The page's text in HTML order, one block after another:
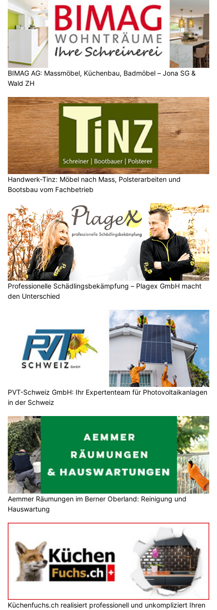
BIMAG AG: Massmöbel, Küchenbau, Badmöbel – Jona SG &
Wald ZH
Handwerk-Tinz: Möbel nach Mass, Polsterarbeiten und
Bootsbau vom Fachbetrieb
Professionelle Schädlingsbekämpfung – Plagex GmbH macht
den Unterschied
PVT-Schweiz GmbH: Ihr Expertenteam für Photovoltaikanlagen
in der Schweiz
Aemmer Räumungen im Berner Oberland: Reinigung und
Hauswartung
Küchenfuchs.ch realisiert professionell und unkompliziert Ihren